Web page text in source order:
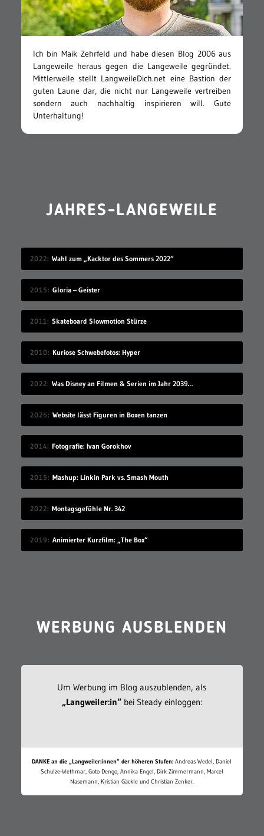
Ich bin Maik Zehrfeld und habe diesen Blog 2006 aus
Langeweile heraus gegen die Langeweile gegründet.
Mittlerweile stellt LangweileDich.net eine Bastion der
guten Laune dar, die nicht nur Langeweile vertreiben
sondern auch nachhaltig inspirieren will. Gute
Unterhaltung!
JAHRES-LANGEWEILE
2022 Wahl zum „Kacktor des Sommers 2022“
2015 Gloria – Geister
2011 Skateboard Slowmotion Stürze
2010 Kuriose Schwebefotos: Hyper
2022 Was Disney an Filmen & Serien im Jahr 2039 vorstellen wird…
2026 Website lässt Figuren in Boxen tanzen
2014 Fotografie: Ivan Gorokhov
2015 Mashup: Linkin Park vs. Smash Mouth
2022 Montagsgefühle Nr. 342
2019 Animierter Kurzfilm: „The Box“
WERBUNG AUSBLENDEN
Um Werbung im Blog auszublenden, als
„Langweiler:in“bei Steady einloggen:
DANKE an die „Langweiler:innen“ der höheren Stufen: Andreas Wedel, Daniel
Schulze-Wethmar, Goto Dengo, Annika Engel, Dirk Zimmermann, Marcel
Nasemann, Kristian Gäckle und Christian Zenker.